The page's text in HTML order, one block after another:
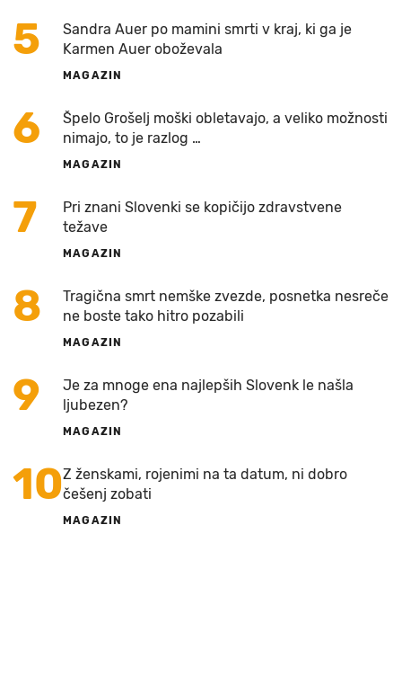
5
Sandra Auer po mamini smrti v kraj, ki ga je
Karmen Auer oboževala
MAGAZIN
6
Špelo Grošelj moški obletavajo, a veliko možnosti
nimajo, to je razlog …
MAGAZIN
7
Pri znani Slovenki se kopičijo zdravstvene
težave
MAGAZIN
8
Tragična smrt nemške zvezde, posnetka nesreče
ne boste tako hitro pozabili
MAGAZIN
9
Je za mnoge ena najlepših Slovenk le našla
ljubezen?
MAGAZIN
10Z ženskami, rojenimi na ta datum, ni dobro
češenj zobati
MAGAZIN